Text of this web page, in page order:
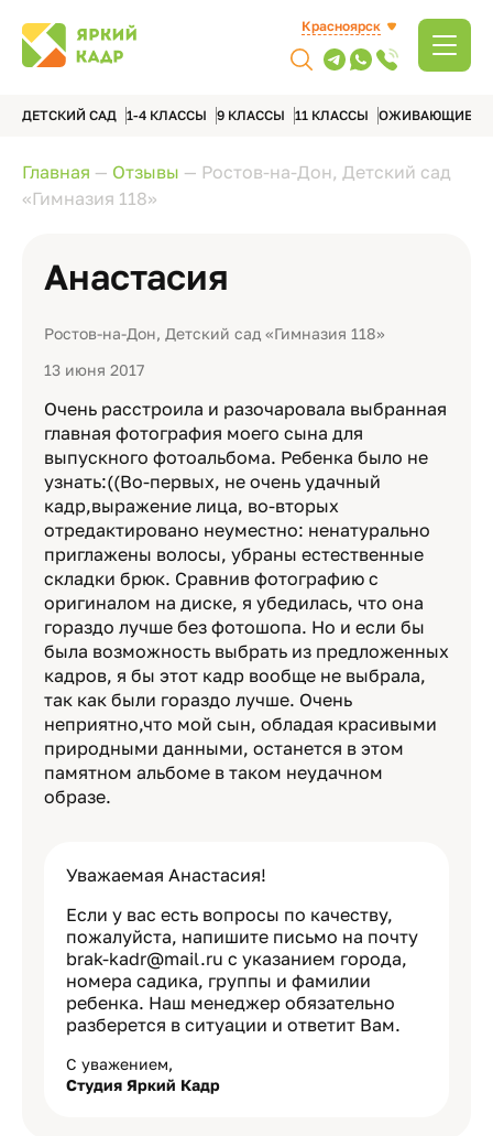
Красноярск
ДЕТСКИЙ САД 1-4 КЛАССЫ 9 КЛАССЫ 11 КЛАССЫ ОЖИВАЮЩИЕ
Главная — Отзывы — Ростов-на-Дон, Детский сад
«Гимназия 118»
Анастасия
Ростов-на-Дон, Детский сад «Гимназия 118»
13 июня 2017
Очень расстроила и разочаровала выбранная
главная фотография моего сына для
выпускного фотоальбома. Ребенка было не
узнать:((Во-первых, не очень удачный
кадр,выражение лица, во-вторых
отредактировано неуместно: ненатурально
приглажены волосы, убраны естественные
складки брюк. Сравнив фотографию с
оригиналом на диске, я убедилась, что она
гораздо лучше без фотошопа. Но и если бы
была возможность выбрать из предложенных
кадров, я бы этот кадр вообще не выбрала,
так как были гораздо лучше. Очень
неприятно,что мой сын, обладая красивыми
природными данными, останется в этом
памятном альбоме в таком неудачном
образе.
Уважаемая Анастасия!
Если у вас есть вопросы по качеству,
пожалуйста, напишите письмо на почту
brak-kadr@mail.ru с указанием города,
номера садика, группы и фамилии
ребенка. Наш менеджер обязательно
разберется в ситуации и ответит Вам.
С уважением,
Студия Яркий Кадр